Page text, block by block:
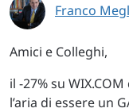
Franco
Amici e Colleghi,
il -27% su
l’aria di essere un